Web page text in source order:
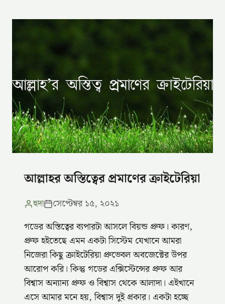
আল্লাহর অস্তিত্বের প্রমাণের ক্রাইটেরিয়া
হুদা
সেপ্টেম্বর ১৫, ২০২১
গডের অস্তিত্বের ব্যপারটা আসলে বিয়ন্ড প্রুফ। কারণ,
প্রুফ হইতেছে এমন একটা সিস্টেম যেখানে আমরা
নিজেরা কিছু ক্রাইটেরিয়া প্রুভেবল অবজেক্টের উপর
আরোপ করি। কিন্তু গডের এক্সিস্টেন্সের প্রুফ আর
বিশ্বাস অন্যান্য প্রুফ ও বিশ্বাস থেকে আলাদা। এইখানে
এসে আমার মনে হয়, বিশ্বাস দুই প্রকার। একটা হচ্ছে